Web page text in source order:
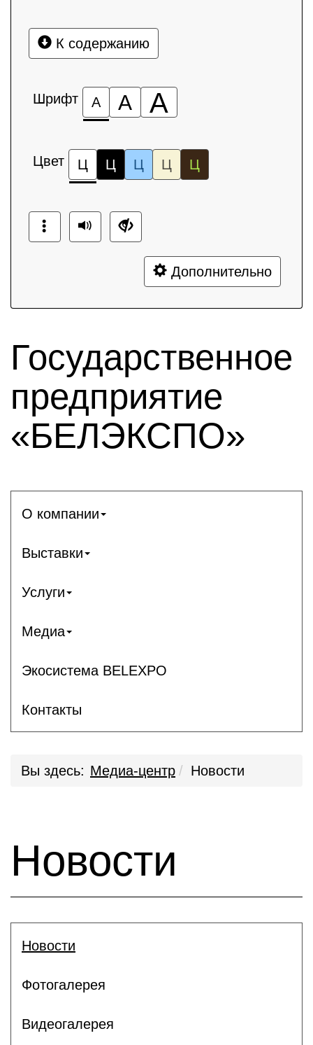
К содержанию
Шрифт А А А
Цвет Ц Ц Ц Ц Ц
Дополнительно
Государственное
предприятие
«БЕЛЭКСПО»
О компании
Выставки
Услуги
Медиа
Экосистема BELEXPO
Контакты
Вы здесь: Медиа-центр Новости
Новости
Новости
Фотогалерея
Видеогалерея